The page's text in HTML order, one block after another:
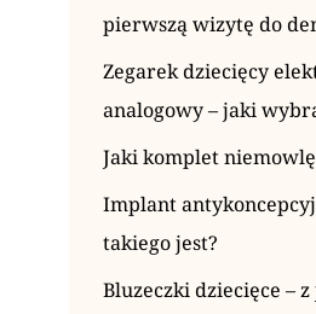
pierwszą wizytę do
Zegarek dziecięcy
analogowy – jaki
Jaki komplet
Implant
takiego jest?
Bluzeczki dziecięce –